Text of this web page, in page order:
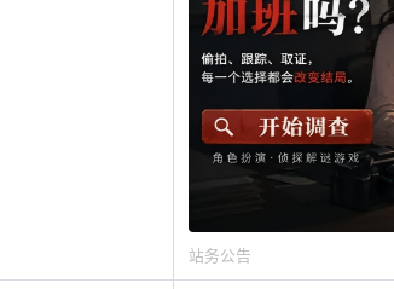
站务公告